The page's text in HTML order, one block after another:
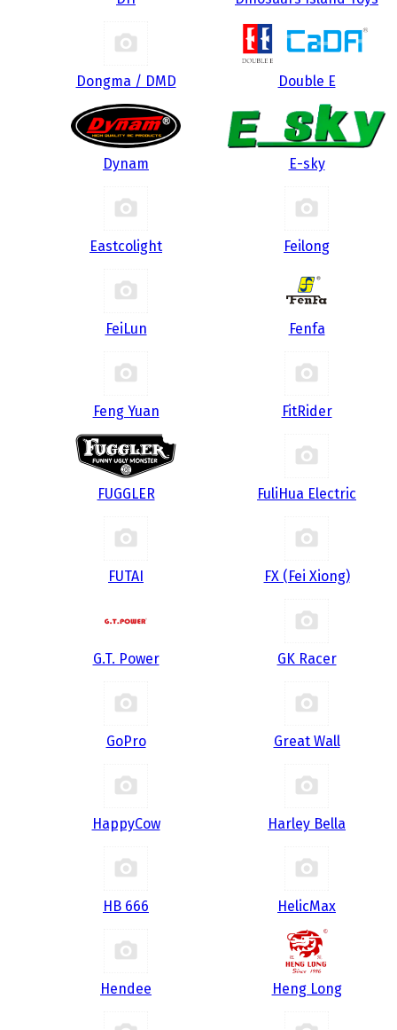
Dongma / DMD Double E
Dynam E-sky
Eastcolight Feilong
FeiLun Fenfa
Feng Yuan FitRider
FUGGLER FuliHua Electric
FUTAI FX (Fei Xiong)
G.T. Power GK Racer
GoPro Great Wall
HappyCow Harley Bella
HB 666 HelicMax
Hendee Heng Long